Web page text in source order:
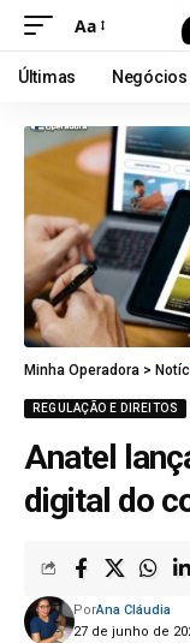
Aa
Últimas Negócios
Minha Operadora >
REGULAÇÃO E DIREITOS
Anatel
digital do
27 de junho de
PorAna Cláudia